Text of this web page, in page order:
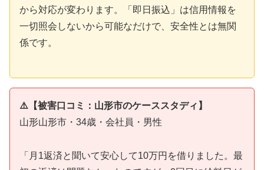
から対応が変わります。「即日振込」は信用情報を
一切照会しないから可能なだけで、安全性とは無関
係です。
⚠️【被害口コミ：山形市のケーススタディ】
山形山形市・34歳・会社員・男性
「月1返済と聞いて安心して10万円を借りました。最